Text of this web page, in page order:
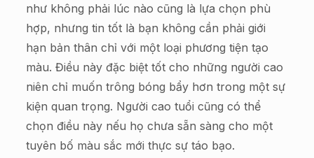
như không phải lúc nào cũng là lựa chọn phù
hợp, nhưng tin tốt là bạn không cần phải giới
hạn bản thân chỉ với một loại phương tiện tạo
màu. Điều này đặc biệt tốt cho những người cao
niên chỉ muốn trông bóng bẩy hơn trong một sự
kiện quan trọng. Người cao tuổi cũng có thể
chọn điều này nếu họ chưa sẵn sàng cho một
tuyên bố màu sắc mới thực sự táo bạo.